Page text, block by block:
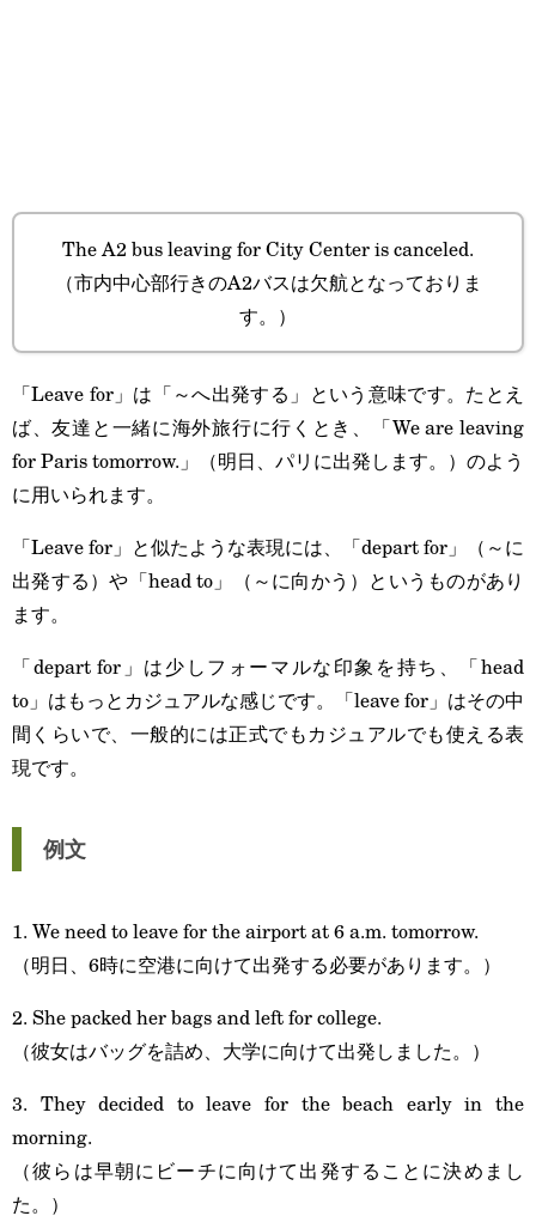
The A2 bus leaving for City Center is canceled.
（市内中心部行きのA2バスは欠航となっておりま
す。）
「Leave for」は「～へ出発する」という意味です。たとえ
ば、友達と一緒に海外旅行に行くとき、「We are leaving
for Paris tomorrow.」（明日、パリに出発します。）のよう
に用いられます。
「Leave for」と似たような表現には、「depart for」（～に
出発する）や「head to」（～に向かう）というものがあり
ます。
「depart for」は少しフォーマルな印象を持ち、「head
to」はもっとカジュアルな感じです。「leave for」はその中
間くらいで、一般的には正式でもカジュアルでも使える表
現です。
例文
1. We need to leave for the airport at 6 a.m. tomorrow.
（明日、6時に空港に向けて出発する必要があります。）
2. She packed her bags and left for college.
（彼女はバッグを詰め、大学に向けて出発しました。）
3. They decided to leave for the beach early in the
morning.
（彼らは早朝にビーチに向けて出発することに決めまし
た。）